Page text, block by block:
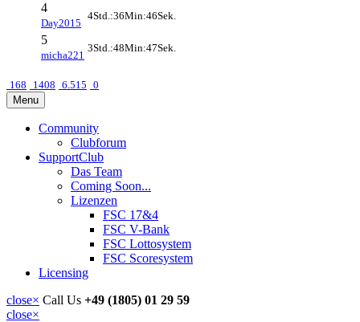
4
Day2015
4Std.:36Min:46Sek.
5
micha221
3Std.:48Min:47Sek.
168 1408 6.515 0
Menu
Community
Clubforum
SupportClub
Das Team
Coming Soon...
Lizenzen
FSC 17&4
FSC V-Bank
FSC Lottosystem
FSC Scoresystem
Licensing
close× Call Us +49 (1805) 01 29 59
close×